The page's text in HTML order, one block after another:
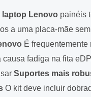
laptop Lenovo painéis
a uma placa-mãe
É
fadiga na fita
Suportes mais
O kit deve incluir